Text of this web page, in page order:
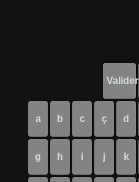
Valider
a b c ç d
g h i j k